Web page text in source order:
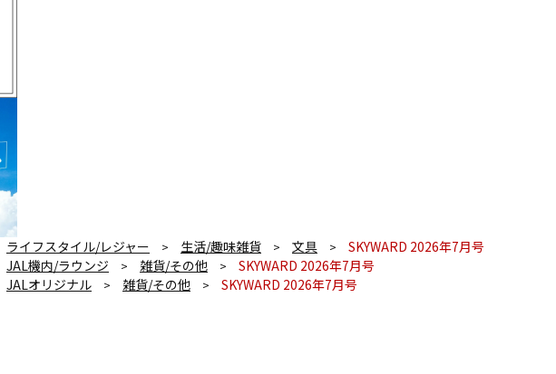
ライフスタイル/レジャー > 生活/趣味雑貨 > 文具 >
SKYWARD 2026年7月号
JAL機内/ラウンジ > 雑貨/その他 >
SKYWARD 2026年7月号
JALオリジナル > 雑貨/その他 > SKYWARD 2026年7月号